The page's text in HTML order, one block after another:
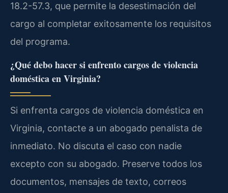
18.2-57.3, que permite la desestimación del
cargo al completar exitosamente los requisitos
del programa.
¿Qué debo hacer si enfrento cargos de violencia
doméstica en Virginia?
Si enfrenta cargos de violencia doméstica en
Virginia, contacte a un abogado penalista de
inmediato. No discuta el caso con nadie
excepto con su abogado. Preserve todos los
documentos, mensajes de texto, correos